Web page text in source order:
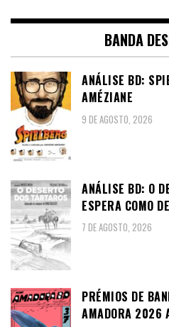
BANDA
ANÁLISE BD:
AMÉZIANE
9 DE AGOSTO, 2026
ANÁLISE BD: O
ESPERA COMO
7 DE AGOSTO, 2026
PRÉMIOS DE
AMADORA 2026